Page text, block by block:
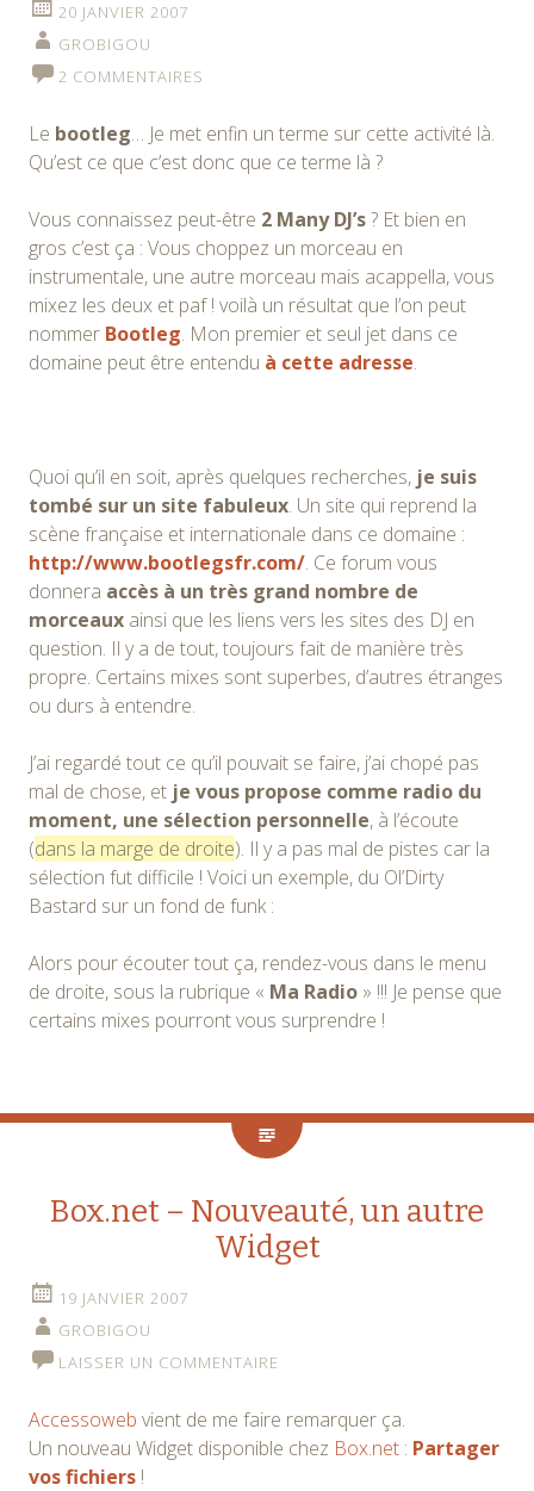
20 JANVIER 2007
GROBIGOU
2 COMMENTAIRES
Le bootleg… Je met enfin un terme sur cette activité là.
Qu’est ce que c’est donc que ce terme là ?
Vous connaissez peut-être 2 Many DJ’s? Et bien en
gros c’est ça : Vous choppez un morceau en
instrumentale, une autre morceau mais acappella, vous
mixez les deux et paf ! voilà un résultat que l’on peut
nommer Bootleg. Mon premier et seul jet dans ce
domaine peut être entendu à cette adresse.
Quoi qu’il en soit, après quelques recherches, je suis
tombé sur un site fabuleux. Un site qui reprend la
scène française et internationale dans ce domaine :
http://www.bootlegsfr.com/. Ce forum vous
donnera accès à un très grand nombre de
morceaux ainsi que les liens vers les sites des DJ en
question. Il y a de tout, toujours fait de manière très
propre. Certains mixes sont superbes, d’autres étranges
ou durs à entendre.
J’ai regardé tout ce qu’il pouvait se faire, j’ai chopé pas
mal de chose, et je vous propose comme radio du
moment, une sélection personnelle, à l’écoute
(dans la marge de droite). Il y a pas mal de pistes car la
sélection fut difficile ! Voici un exemple, du Ol’Dirty
Bastard sur un fond de funk :
Alors pour écouter tout ça, rendez-vous dans le menu
de droite, sous la rubrique « Ma Radio » !!! Je pense que
certains mixes pourront vous surprendre !
Box.net – Nouveauté, un autre
Widget
19 JANVIER 2007
GROBIGOU
LAISSER UN COMMENTAIRE
Accessoweb vient de me faire remarquer ça.
Un nouveau Widget disponible chez Box.net : Partager
vos fichiers !